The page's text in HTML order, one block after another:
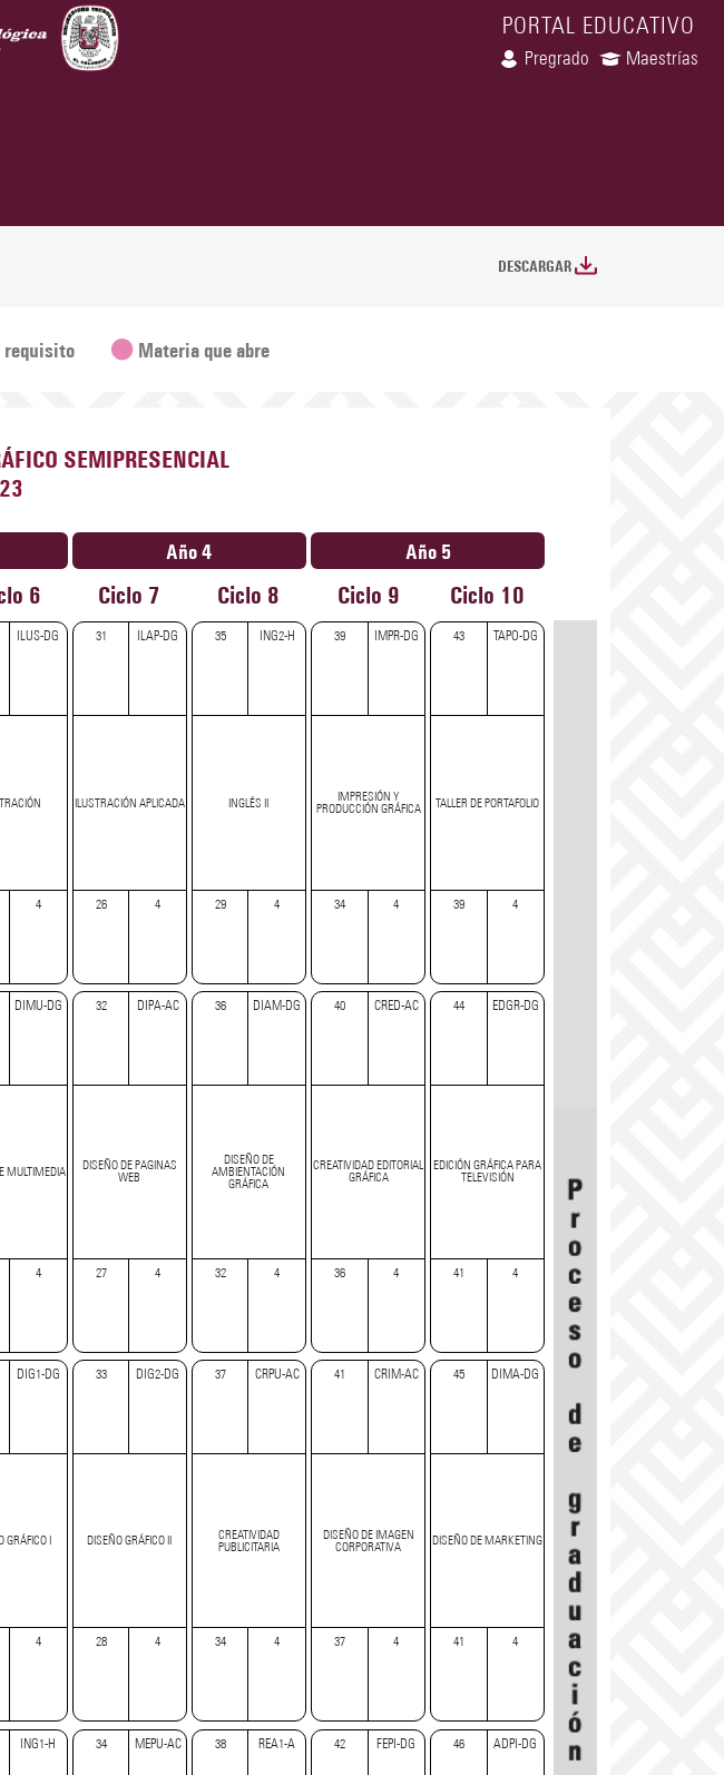
PORTAL EDUCATIVO
Pregrado Maestrías
DESCARGAR
requisito Materia que abre
SEMIPRESENCIAL
6
ILUS-DG
4
DIMU-DG
MULTIMEDIA
4
DIG1-DG
GRÁFICO I
4
ING1-H
Año 4
Ciclo 7
31 ILAP-DG
ILUSTRACIÓN APLICADA
26 4
32 DIPA-AC
DISEÑO DE PAGINAS
WEB
27 4
33 DIG2-DG
DISEÑO GRÁFICO II
28 4
34 MEPU-AC
Ciclo 8
35 ING2-H
INGLÉS II
29 4
36 DIAM-DG
DISEÑO DE
AMBIENTACIÓN
GRÁFICA
32 4
37 CRPU-AC
CREATIVIDAD
PUBLICITARIA
34 4
38 REA1-A
Año 5
Ciclo 9
39 IMPR-DG
IMPRESIÓN Y
PRODUCCIÓN GRÁFICA
34 4
40 CRED-AC
CREATIVIDAD EDITORIAL
GRÁFICA
36 4
41 CRIM-AC
DISEÑO DE IMAGEN
CORPORATIVA
37 4
42 FEPI-DG
Ciclo 10
43 TAPO-DG
TALLER DE PORTAFOLIO
39 4
44 EDGR-DG
EDICIÓN GRÁFICA PARA
TELEVISIÓN
41 4
45 DIMA-DG
DISEÑO DE MARKETING
41 4
46 ADPI-DG